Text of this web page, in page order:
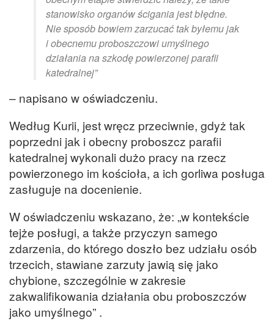
stanowisko organów ścigania jest błędne.
Nie sposób bowiem zarzucać tak byłemu jak
i obecnemu proboszczowi umyślnego
działania na szkodę powierzonej parafii
katedralnej”
– napisano w oświadczeniu.
Według Kurii, jest wręcz przeciwnie, gdyż tak
poprzedni jak i obecny proboszcz parafii
katedralnej wykonali dużo pracy na rzecz
powierzonego im kościoła, a ich gorliwa posługa
zasługuje na docenienie.
W oświadczeniu wskazano, że: „w kontekście
tejże posługi, a także przyczyn samego
zdarzenia, do którego doszło bez udziału osób
trzecich, stawiane zarzuty jawią się jako
chybione, szczególnie w zakresie
zakwalifikowania działania obu proboszczów
jako umyślnego” .